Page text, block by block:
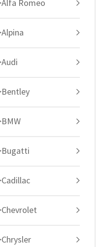
Romeo